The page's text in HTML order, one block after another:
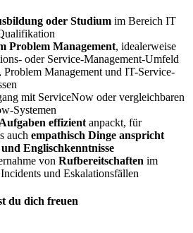
oder Studium im Bereich IT
Problem Management, idealerweise
oder Service-Management-Umfeld
Management und IT-Service-
mit ServiceNow oder vergleichbaren
Systemen
Aufgaben effizient anpackt, für
auch empathisch Dinge anspricht
Englischkenntnisse
von Rufbereitschaften im
und Eskalationsfällen
du dich freuen